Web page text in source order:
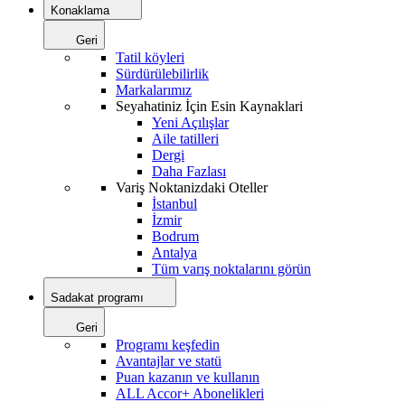
Konaklama
Geri
Tatil köyleri
Sürdürülebilirlik
Markalarımız
Seyahatiniz İçin Esin Kaynaklari
Yeni Açılışlar
Aile tatilleri
Dergi
Daha Fazlası
Variş Noktanizdaki Oteller
İstanbul
İzmir
Bodrum
Antalya
Tüm varış noktalarını görün
Sadakat programı
Geri
Programı keşfedin
Avantajlar ve statü
Puan kazanın ve kullanın
ALL Accor+ Abonelikleri